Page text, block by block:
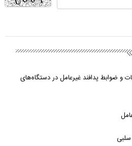
و ضوابط پدافند غیرعامل در دستگاه‌های
سلبی